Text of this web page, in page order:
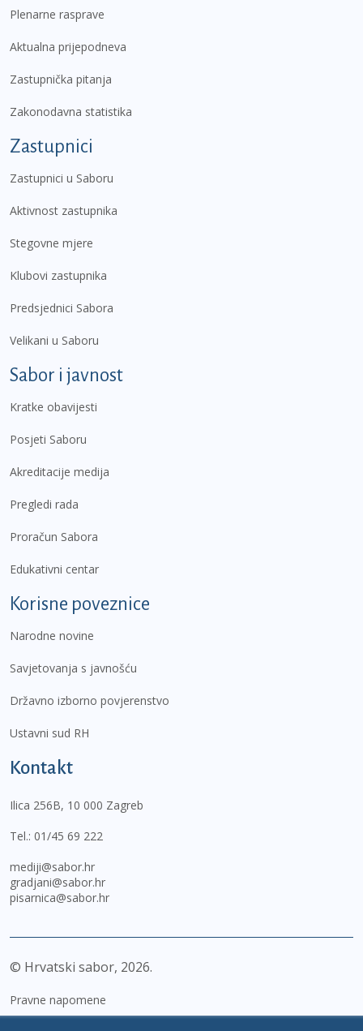
Plenarne rasprave
Aktualna prijepodneva
Zastupnička pitanja
Zakonodavna statistika
Zastupnici
Zastupnici u Saboru
Aktivnost zastupnika
Stegovne mjere
Klubovi zastupnika
Predsjednici Sabora
Velikani u Saboru
Sabor i javnost
Kratke obavijesti
Posjeti Saboru
Akreditacije medija
Pregledi rada
Proračun Sabora
Edukativni centar
Korisne poveznice
Narodne novine
Savjetovanja s javnošću
Državno izborno povjerenstvo
Ustavni sud RH
Kontakt
Ilica 256B, 10 000 Zagreb
Tel.: 01/45 69 222
mediji@sabor.hr
gradjani@sabor.hr
pisarnica@sabor.hr
© Hrvatski sabor, 2026
Pravne napomene